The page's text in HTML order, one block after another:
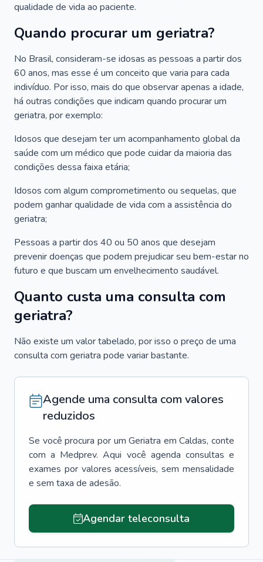
qualidade de vida ao paciente.
Quando procurar um geriatra?
No Brasil, consideram-se idosas as pessoas a partir dos
60 anos, mas esse é um conceito que varia para cada
indivíduo. Por isso, mais do que observar apenas a idade,
há outras condições que indicam quando procurar um
geriatra, por exemplo:
Idosos que desejam ter um acompanhamento global da
saúde com um médico que pode cuidar da maioria das
condições dessa faixa etária;
Idosos com algum comprometimento ou sequelas, que
podem ganhar qualidade de vida com a assistência do
geriatra;
Pessoas a partir dos 40 ou 50 anos que desejam
prevenir doenças que podem prejudicar seu bem-estar no
futuro e que buscam um envelhecimento saudável.
Quanto custa uma consulta com
geriatra?
Não existe um valor tabelado, por isso o preço de uma
consulta com geriatra pode variar bastante.
Agende uma consulta com valores
reduzidos
Se você procura por um Geriatra em Caldas, conte
com a Medprev. Aqui você agenda consultas e
exames por valores acessíveis, sem mensalidade
e sem taxa de adesão.
Agendar teleconsulta